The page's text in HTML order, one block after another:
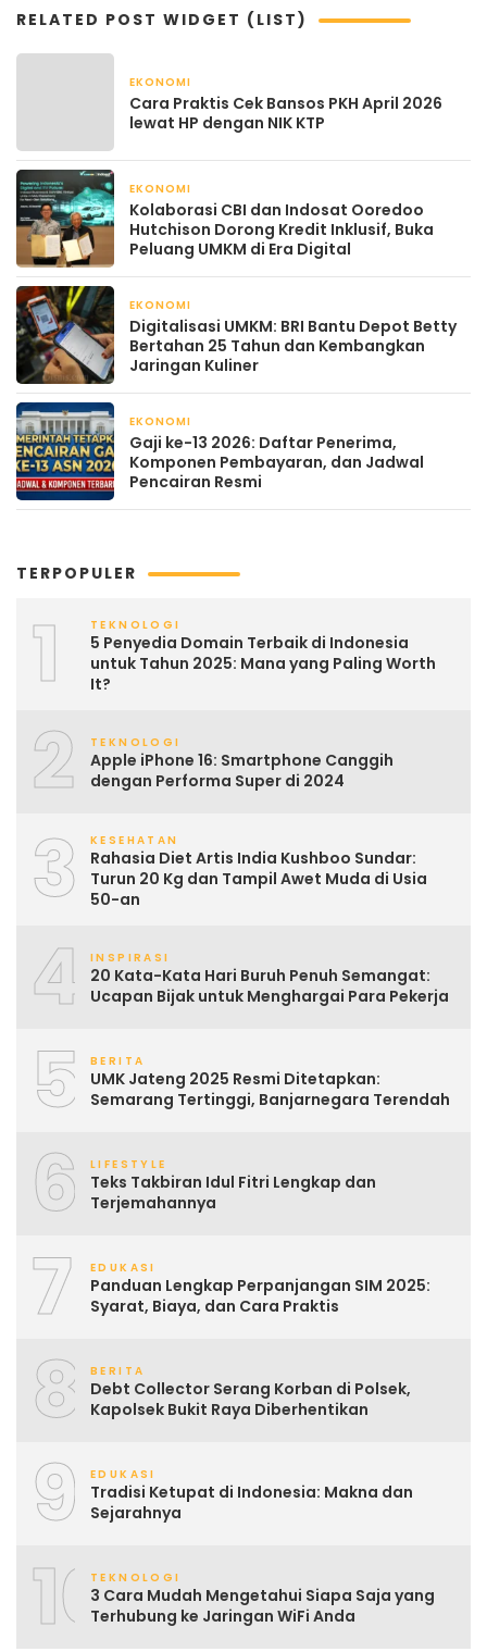
RELATED POST WIDGET (LIST)
EKONOMI
Cara Praktis Cek Bansos PKH April 2026
lewat HP dengan NIK KTP
EKONOMI
Kolaborasi CBI dan Indosat Ooredoo
Hutchison Dorong Kredit Inklusif, Buka
Peluang UMKM di Era Digital
EKONOMI
Digitalisasi UMKM: BRI Bantu Depot Betty
Bertahan 25 Tahun dan Kembangkan
Jaringan Kuliner
EKONOMI
Gaji ke-13 2026: Daftar Penerima,
Komponen Pembayaran, dan Jadwal
Pencairan Resmi
TERPOPULER
1 TEKNOLOGI
5 Penyedia Domain Terbaik di Indonesia
untuk Tahun 2025: Mana yang Paling Worth
It?
2 TEKNOLOGI
Apple iPhone 16: Smartphone Canggih
dengan Performa Super di 2024
3 KESEHATAN
Rahasia Diet Artis India Kushboo Sundar:
Turun 20 Kg dan Tampil Awet Muda di Usia
50-an
4 INSPIRASI
20 Kata-Kata Hari Buruh Penuh Semangat:
Ucapan Bijak untuk Menghargai Para Pekerja
5 BERITA
UMK Jateng 2025 Resmi Ditetapkan:
Semarang Tertinggi, Banjarnegara Terendah
6 LIFESTYLE
Teks Takbiran Idul Fitri Lengkap dan
Terjemahannya
7 EDUKASI
Panduan Lengkap Perpanjangan SIM 2025:
Syarat, Biaya, dan Cara Praktis
8 BERITA
Debt Collector Serang Korban di Polsek,
Kapolsek Bukit Raya Diberhentikan
9 EDUKASI
Tradisi Ketupat di Indonesia: Makna dan
Sejarahnya
10TEKNOLOGI
3 Cara Mudah Mengetahui Siapa Saja yang
Terhubung ke Jaringan WiFi Anda